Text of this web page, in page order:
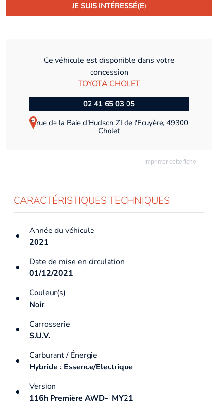
JE SUIS INTÉRESSÉ(E)
Ce véhicule est disponible dans votre
concession
TOYOTA CHOLET
02 41 65 03 05
5 rue de la Baie d'Hudson ZI de l'Ecuyère, 49300
Cholet
Imprimer cette fiche
CARACTÉRISTIQUES TECHNIQUES
Année du véhicule
2021
Date de mise en circulation
01/12/2021
Couleur(s)
Noir
Carrosserie
S.U.V.
Carburant / Énergie
Hybride : Essence/Electrique
Version
116h Première AWD-i MY21